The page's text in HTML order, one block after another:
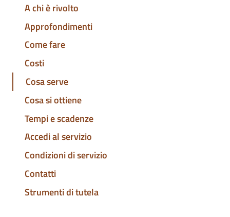
A chi è rivolto
Approfondimenti
Come fare
Costi
Cosa serve
Cosa si ottiene
Tempi e scadenze
Accedi al servizio
Condizioni di servizio
Contatti
Strumenti di tutela